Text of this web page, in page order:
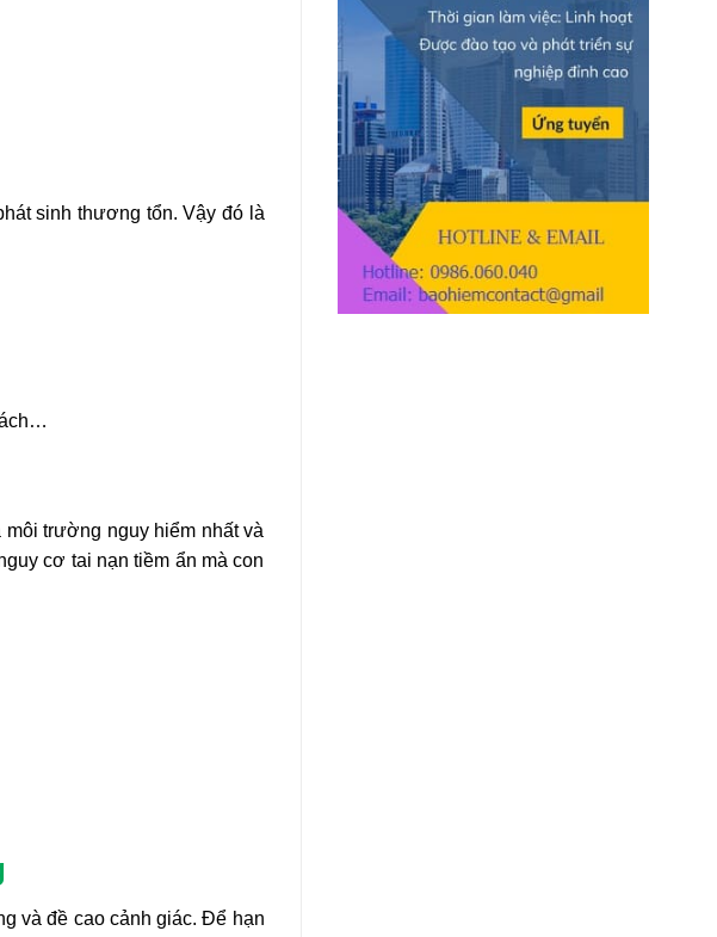
sinh thương tổn. Vậy đó là
trường nguy hiểm nhất và
cơ tai nạn tiềm ẩn mà con
và đề cao cảnh giác. Để hạn
Cao